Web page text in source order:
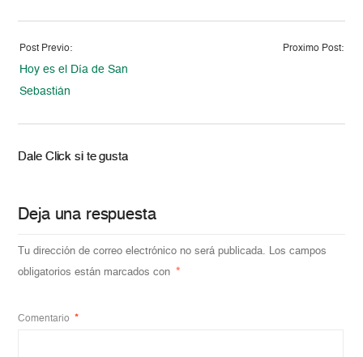
Post Previo:
Hoy es el Día de San
Sebastián
Proximo Post:
Dale Click si te gusta
Deja una respuesta
Tu dirección de correo electrónico no será publicada. Los campos
obligatorios están marcados con *
Comentario *